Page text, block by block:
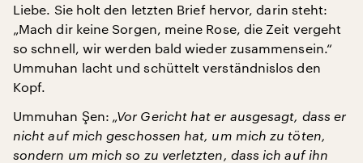
Liebe. Sie holt den letzten Brief hervor, darin steht:
„Mach dir keine Sorgen, meine Rose, die Zeit vergeht
so schnell, wir werden bald wieder zusammensein.“
Ummuhan lacht und schüttelt verständnislos den
Kopf.
Ummuhan Şen: „Vor Gericht hat er ausgesagt, dass er
nicht auf mich geschossen hat, um mich zu töten,
sondern um mich so zu verletzten, dass ich auf ihn